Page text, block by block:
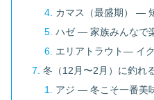
カマス（最盛期） ―
ハゼ ― 家族みんなで
エリアトラウト― イ
冬（12月〜2月）に釣れ
アジ ― 冬こそ一番美